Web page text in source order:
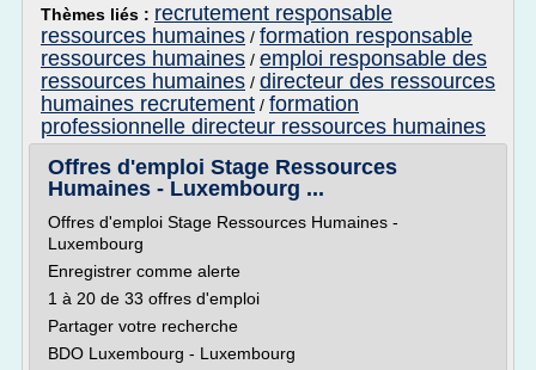
Thèmes liés : recrutement responsable
ressources humaines / formation responsable
ressources humaines / emploi responsable des
ressources humaines / directeur des ressources
humaines recrutement / formation
professionnelle directeur ressources humaines
Offres d'emploi Stage Ressources
Humaines - Luxembourg ...
Offres d'emploi Stage Ressources Humaines -
Luxembourg
Enregistrer comme alerte
1 à 20 de 33 offres d'emploi
Partager votre recherche
BDO Luxembourg - Luxembourg